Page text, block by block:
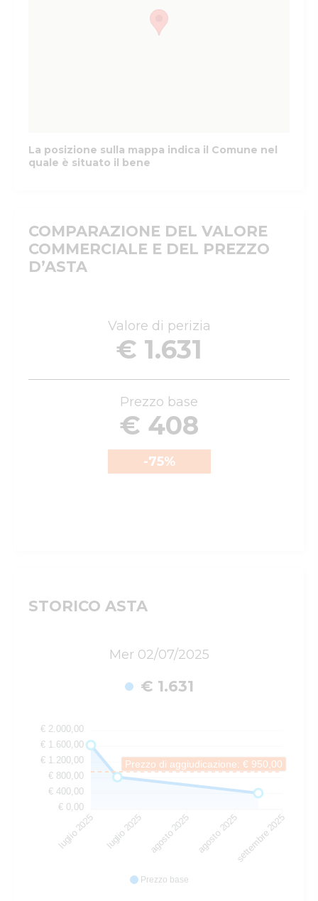
La posizione sulla mappa indica il Comune nel
quale è situato il bene
COMPARAZIONE DEL VALORE
COMMERCIALE E DEL PREZZO
D’ASTA
Valore di perizia
€ 1.631
Prezzo base
€ 408
-75%
STORICO ASTA
Mer 02/07/2025
€ 1.631
Prezzo base
luglio 2025 luglio 2025 agosto 2025 agosto 2025settembre 2025
Prezzo di aggiudicazione: € 950,00
€ 2.000,00
€ 1.600,00
€ 1.200,00
€ 800,00
€ 400,00
€ 0,00